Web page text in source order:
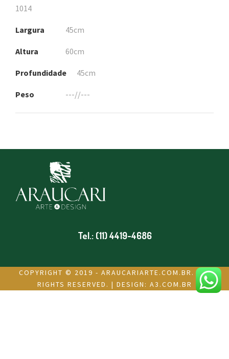
1014
Largura 45cm
Altura 60cm
Profundidade 45cm
Peso ---//---
Tel.: (11) 4419-4686
COPYRIGHT © 2019 - ARAUCARIARTE.COM.BR. ALL
RIGHTS RESERVED. | DESIGN: A3.COM.BR